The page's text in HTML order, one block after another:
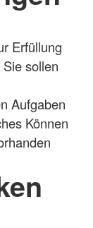
Erfüllung
sollen
Aufgaben
Können